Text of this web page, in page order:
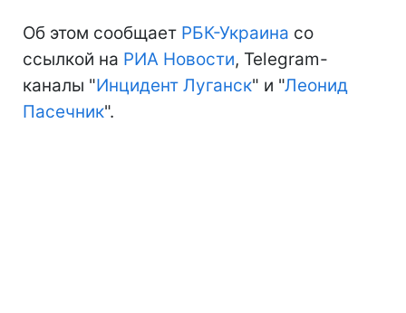
Об этом сообщает РБК-Украина со
ссылкой на РИА Новости, Telegram-
каналы "Инцидент Луганск" и "Леонид
Пасечник".